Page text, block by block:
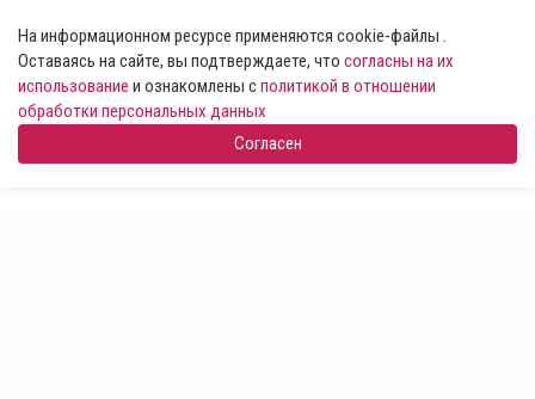
На информационном ресурсе применяются cookie-файлы .
Оставаясь на сайте, вы подтверждаете, что согласны на их
использование и ознакомлены сполитикой в отношении
обработки персональных данных
Согласен